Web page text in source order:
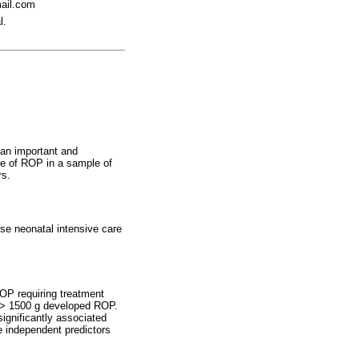
important and
of ROP in a sample of
neonatal intensive care
requiring treatment
1500 g developed ROP.
associated
predictors